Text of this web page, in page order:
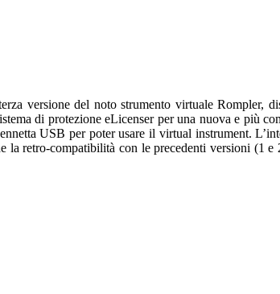
versione del noto strumento virtuale Rompler,
di protezione eLicenser per una nuova e più
USB per poter usare il virtual instrument.
la retro-compatibilità con le precedenti versioni (1 e